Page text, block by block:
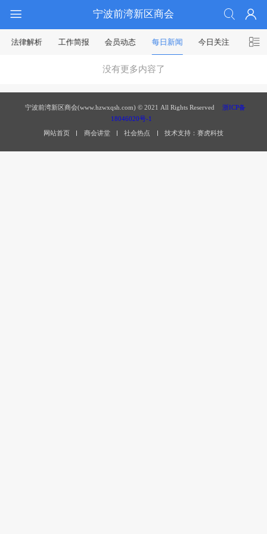
宁波前湾新区商会
法律解析 工作简报 会员动态 每日新闻 今日关注
没有更多内容了
宁波前湾新区商会(www.hzwxqsh.com) © 2021 All Rights Reserved
浙ICP备
18046020号-1
网站首页
商会讲堂 社会热点 技术支持：赛虎科技